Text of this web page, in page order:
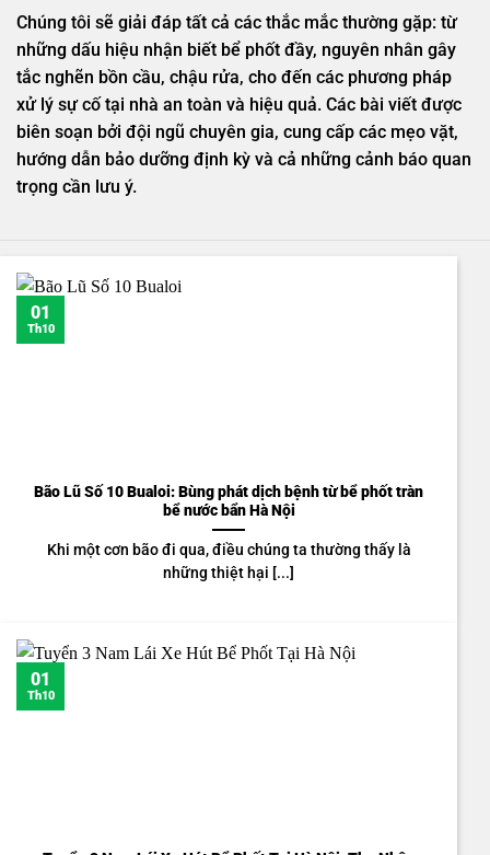
Chúng tôi sẽ giải đáp tất cả các thắc mắc thường gặp: từ
những dấu hiệu nhận biết bể phốt đầy, nguyên nhân gây
tắc nghẽn bồn cầu, chậu rửa, cho đến các phương pháp
xử lý sự cố tại nhà an toàn và hiệu quả. Các bài viết được
biên soạn bởi đội ngũ chuyên gia, cung cấp các mẹo vặt,
hướng dẫn bảo dưỡng định kỳ và cả những cảnh báo quan
trọng cần lưu ý.
Bão Lũ Số 10 Bualoi: Bùng phát dịch bệnh từ bể phốt tràn
bể nước bẩn Hà Nội
Khi một cơn bão đi qua, điều chúng ta thường thấy là
những thiệt hại [...]
01
Th10
01
Th10